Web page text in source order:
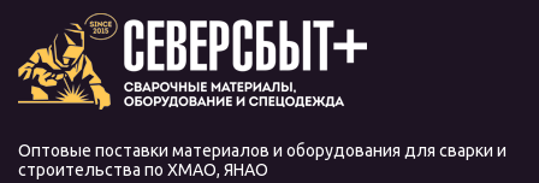
Оптовые поставки материалов и оборудования для сварки и
строительства по ХМАО, ЯНАО